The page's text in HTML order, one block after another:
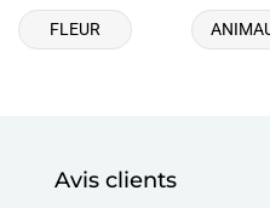
FLEUR
Avis clients